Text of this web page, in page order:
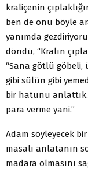
kraliçenin
ben de onu böyle
yanımda
döndü, “Kralın
“Sana götlü göbeli,
gibi sülün gibi
bir hatunu anlattık.
para verme yani.”
Adam söyleyecek
masalı anlatanın
madara olmasını